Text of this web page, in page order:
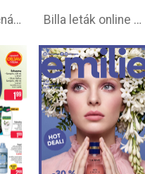
OBI leták –⁠ akčná ponuka Billa leták online –⁠ aktuálny od stredy